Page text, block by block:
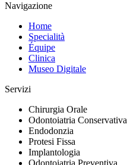
Navigazione
Home
Specialità
Équipe
Clinica
Museo Digitale
Servizi
Chirurgia Orale
Odontoiatria Conservativa
Endodonzia
Protesi Fissa
Implantologia